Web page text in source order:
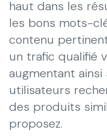
haut dans les
les bons mots-
contenu
un trafic qualifié
augmentant
utilisateurs
des produits
proposez.